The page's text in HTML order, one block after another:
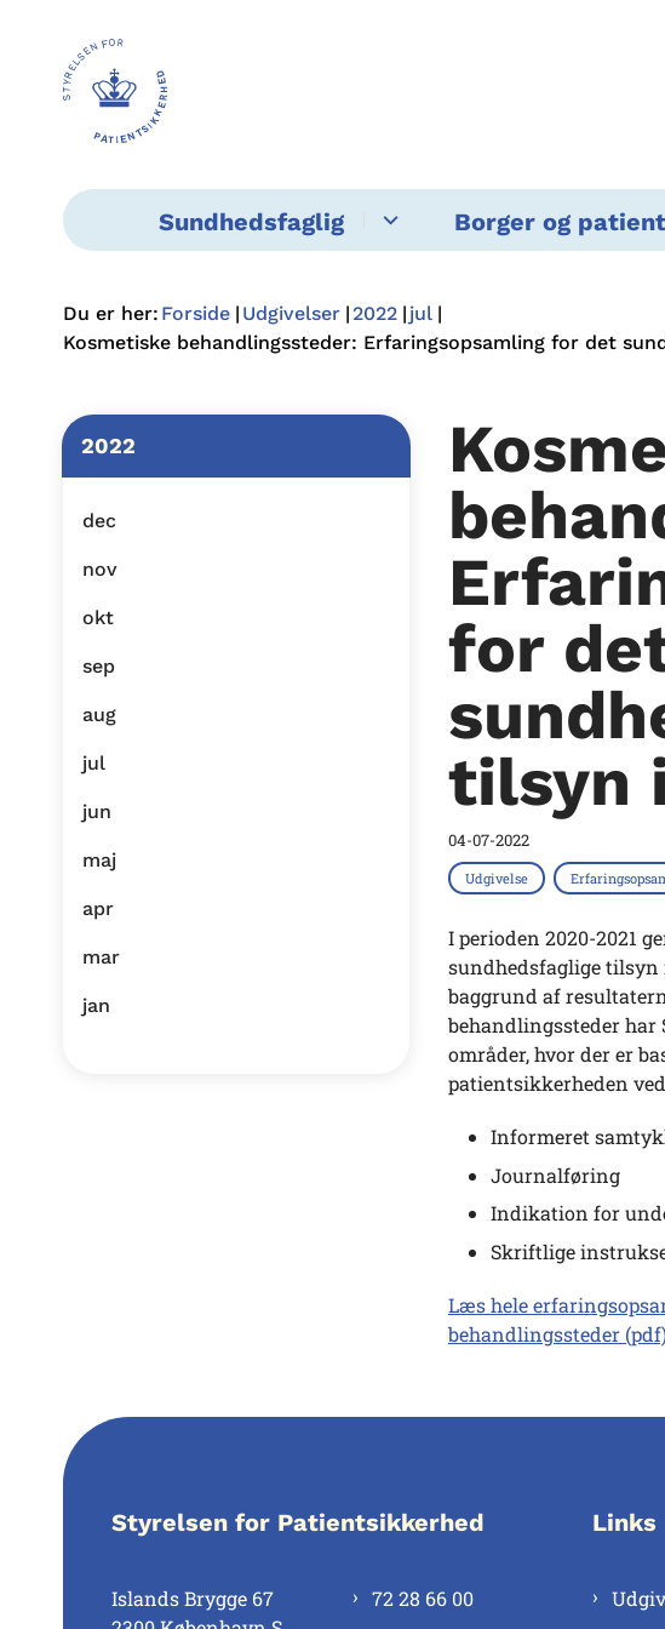
Sundhedsfaglig Borger og patient
Du er her: Forside Udgivelser 2022 jul
Kosmetiske behandlingssteder: Erfaringsopsamling for det
2022
dec
nov
okt
sep
aug
jul
jun
maj
apr
mar
jan
for
tilsyn
04-07-2022
Udgivelse
I perioden 2020-2021
sundhedsfaglige tilsyn
baggrund af
behandlingssteder
områder, hvor der er
patientsikkerheden
Informeret
Journalføring
Indikation for
Skriftlige
Læs hele
behandlingssteder
Styrelsen for Patientsikkerhed
Islands Brygge 67
72 28 66 00
Links